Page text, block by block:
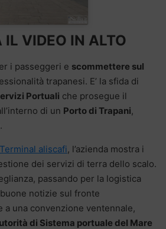
IL VIDEO IN ALTO
i passeggeri e scommettere sul
trapanesi. E’ la sfida di
Portuali che prosegue il
di un Porto di Trapani,
Terminal aliscafi, l’azienda mostra i
dei servizi di terra dello scalo.
passando per la logistica
notizie sul fronte
a una convenzione ventennale,
di Sistema portuale del Mare